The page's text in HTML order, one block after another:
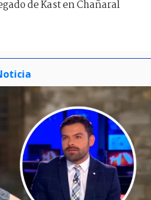
de Kast en Chañaral